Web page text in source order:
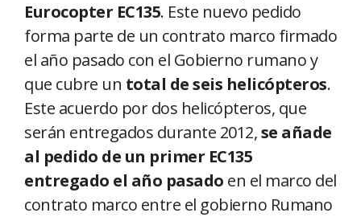
Eurocopter EC135. Este nuevo pedido
forma parte de un contrato marco firmado
el año pasado con el Gobierno rumano y
que cubre un total de seis helicópteros.
Este acuerdo por dos helicópteros, que
serán entregados durante 2012,se añade
al pedido de un primer EC135
entregado el año pasado en el marco del
contrato marco entre el gobierno Rumano